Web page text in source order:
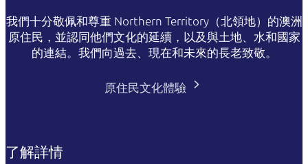
我們十分敬佩和尊重 Northern Territory（北領地）的澳洲
原住民，並認同他們文化的延續，以及與土地、水和國家
的連結。我們向過去、現在和未來的長老致敬。
原住民文化體驗
了解詳情